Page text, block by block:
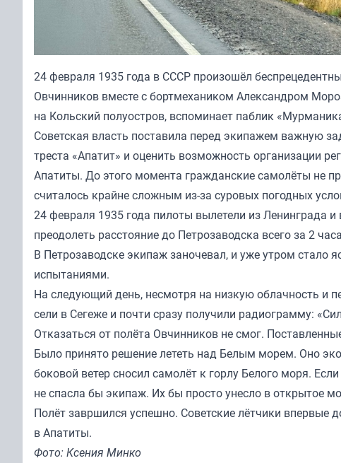
24 февраля 1935 года в СССР произошёл
Овчинников вместе с бортмехаником Александром
на Кольский полуостров, вспоминает паблик
Советская власть поставила перед экипажем важную
треста «Апатит» и оценить возможность организации
Апатиты. До этого момента гражданские самолёты не
считалось крайне сложным из-за суровых погодных
24 февраля 1935 года пилоты вылетели из Ленинграда
преодолеть расстояние до Петрозаводска всего за 2
В Петрозаводске экипаж заночевал, и уже утром стало
испытаниями.
На следующий день, несмотря на низкую облачность и
сели в Сегеже и почти сразу получили радиограмму:
Отказаться от полёта Овчинников не смог.
Было принято решение лететь над Белым морем. Оно
боковой ветер сносил самолёт к горлу Белого моря.
не спасла бы экипаж. Их бы просто унесло в открытое
Полёт завршился успешно. Советские лётчики
в Апатиты.
Фото: Ксения Минко